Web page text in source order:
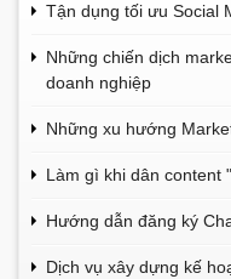
Tận dụng tối ưu Social
Những chiến dịch
doanh nghiệp
Những xu hướng
Làm gì khi dân content
Hướng dẫn đăng ký
Dịch vụ xây dựng kế